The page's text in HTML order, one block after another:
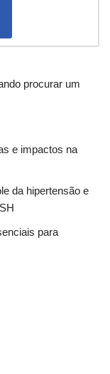
procurar um
e impactos na
da hipertensão e
para